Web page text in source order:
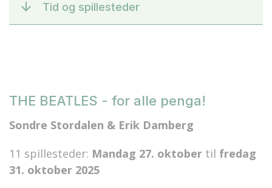
Tid og spillesteder
THE BEATLES - for alle penga!
Sondre Stordalen & Erik Damberg
11 spillesteder: Mandag 27. oktober til fredag
31. oktober 2025